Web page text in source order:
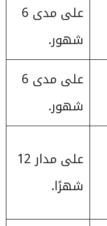
على مدى 6
شهور.
على مدى 6
شهور.
على مدار 12
شهرًا.